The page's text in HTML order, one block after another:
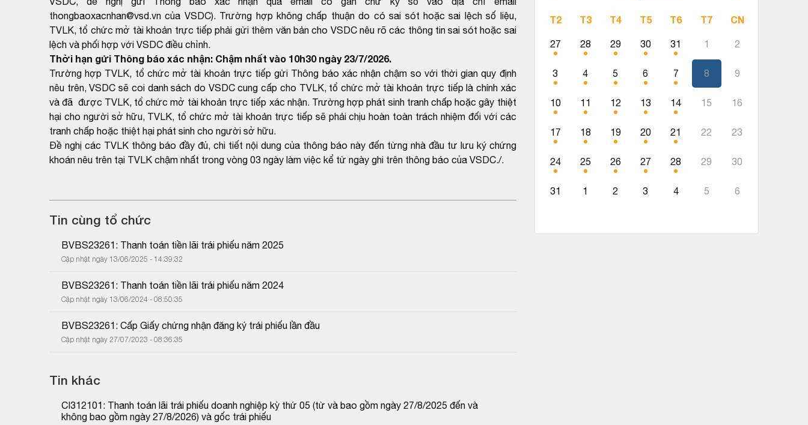
thongbaoxacnhan@vsd.vn của VSDC). Trường hợp không chấp thuận do có sai sót hoặc sai lệch số liệu,
TVLK, tổ chức mở tài khoản trực tiếp phải gửi thêm văn bản cho VSDC nêu rõ các thông tin sai sót hoặc sai
lệch và phối hợp với VSDC điều chỉnh.
Thời hạn gửi Thông báo xác nhận: Chậm nhất vào 10h30 ngày 23/7/2026.
Trường hợp TVLK, tổ chức mở tài khoản trực tiếp gửi Thông báo xác nhận chậm so với thời gian quy định
nêu trên, VSDC sẽ coi danh sách do VSDC cung cấp cho TVLK, tổ chức mở tài khoản trực tiếp là chính xác
và đã được TVLK, tổ chức mở tài khoản trực tiếp xác nhận. Trường hợp phát sinh tranh chấp hoặc gây thiệt
hại cho người sở hữu, TVLK, tổ chức mở tài khoản trực tiếp sẽ phải chịu hoàn toàn trách nhiệm đối với các
tranh chấp hoặc thiệt hại phát sinh cho người sở hữu.
Đề nghị các TVLK thông báo đầy đủ, chi tiết nội dung của thông báo này đến từng nhà đầu tư lưu ký chứng
khoán nêu trên tại TVLK chậm nhất trong vòng 03 ngày làm việc kể từ ngày ghi trên thông báo của VSDC./.
Tin cùng tổ chức
BVBS23261: Thanh toán tiền lãi trái phiếu năm 2025
Cập nhật ngày 13/06/2025 - 14:39:32
BVBS23261: Thanh toán tiền lãi trái phiếu năm 2024
Cập nhật ngày 13/06/2024 - 08:50:35
BVBS23261: Cấp Giấy chứng nhận đăng ký trái phiếu lần đầu
Cập nhật ngày 27/07/2023 - 08:36:35
Tin khác
CI312101: Thanh toán lãi trái phiếu doanh nghiệp kỳ thứ 05 (từ và bao gồm ngày 27/8/2025 đến và
không bao gồm ngày 27/8/2026) và gốc trái phiếu
T2 T3 T4 T5 T6 T7 CN
27 28 29 30 31 1 2
3 4 5 6 7 8 9
10 11 12 13 14 15 16
17 18 19 20 21 22 23
24 25 26 27 28 29 30
31 1 2 3 4 5 6